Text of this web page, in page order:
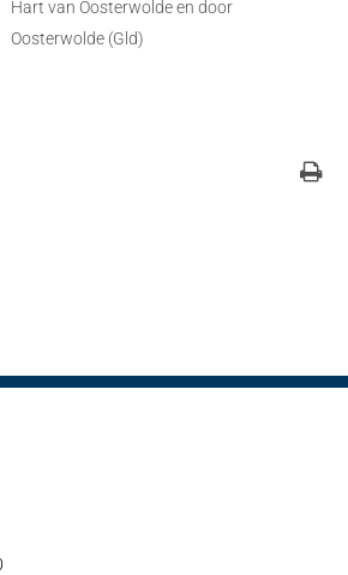
Hart van Oosterwolde en door
Oosterwolde (Gld)